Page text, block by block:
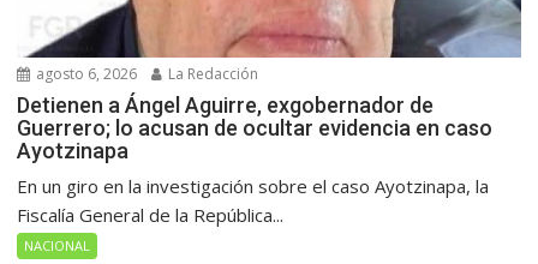
agosto 6, 2026 La Redacción
Detienen a Ángel Aguirre, exgobernador de
Guerrero; lo acusan de ocultar evidencia en caso
Ayotzinapa
En un giro en la investigación sobre el caso Ayotzinapa, la
Fiscalía General de la República...
NACIONAL